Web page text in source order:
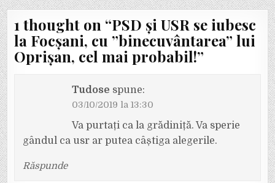
1 thought on “PSD și USR se iubesc
la Focșani, cu ”binecuvântarea” lui
Oprișan, cel mai probabil!”
Tudose spune:
03/10/2019 la 13:30
Va purtați ca la grădiniță. Va sperie
gândul ca usr ar putea câștiga alegerile.
Răspunde